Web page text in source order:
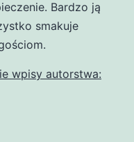
Bardzo ją
smakuje
wpisy autorstwa: